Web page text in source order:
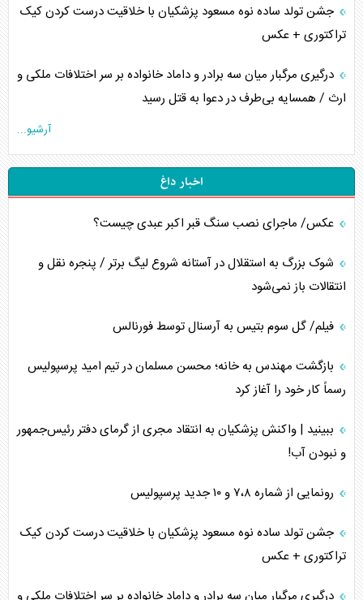
جشن تولد ساده نوه مسعود پزشکیان با خلاقیت درست کردن کیک
تراکتوری + عکس
درگیری مرگبار میان سه برادر و داماد خانواده بر سر اختلافات ملکی و
ارث / همسایه بی‌طرف در دعوا به قتل رسید
آرشیو...
اخبار داغ
عکس/ ماجرای نصب سنگ قبر اکبر عبدی چیست؟
شوک بزرگ به استقلال در آستانه شروع لیگ برتر / پنجره نقل و
انتقالات باز نمی‌شود
فیلم/ گل سوم بتیس به آرسنال توسط فورنالس
بازگشت مهندس به خانه؛ محسن مسلمان در تیم امید پرسپولیس
رسماً کار خود را آغاز کرد
ببینید | واکنش پزشکیان به انتقاد مجری از گرمای دفتر رئیس‌جمهور
و نبودن آب!
رونمایی از شماره ۷،۸ و ۱۰ جدید پرسپولیس
جشن تولد ساده نوه مسعود پزشکیان با خلاقیت درست کردن کیک
تراکتوری + عکس